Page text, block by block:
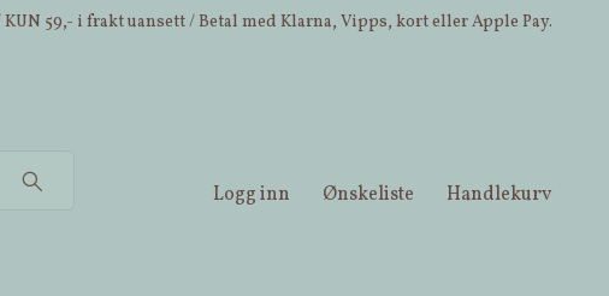
59,- i frakt uansett / Betal med Klarna, Vipps, kort eller Apple Pay.
Logg inn Ønskeliste Handlekurv